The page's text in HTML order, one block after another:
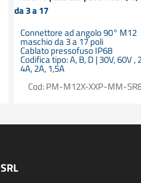
da 3 a 17
Connettore ad angolo 90° M12
maschio da 3 a 17 poli
Cablato pressofuso IP68
Codifica tipo: A, B, D | 30V, 60V ,
4A, 2A, 1,5A
Cod: PM-M12X-XXP-MM-